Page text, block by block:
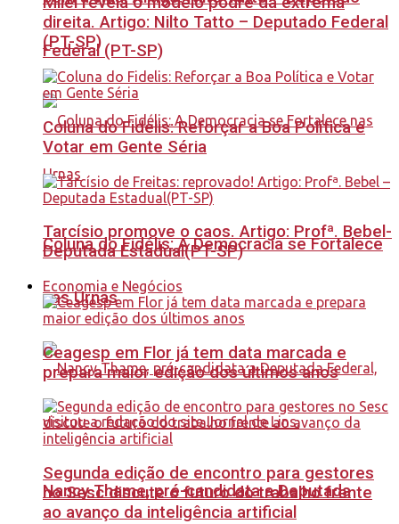
Federal (PT-SP)
Coluna do Fidélis: A Democracia se Fortalece
nas Urnas
Nancy Thame, pré-candidata a Deputada
direita. Artigo: Nilto Tatto – Deputado Federal
(PT-SP)
Coluna do Fidelis: Reforçar a Boa Política e
Votar em Gente Séria
Tarcísio promove o caos. Artigo: Profª. Bebel-
Deputada Estadual(PT-SP)
Economia e Negócios
Ceagesp em Flor já tem data marcada e
prepara maior edição dos últimos anos
Segunda edição de encontro para gestores
no Sesc discute o futuro do trabalho frente
ao avanço da inteligência artificial